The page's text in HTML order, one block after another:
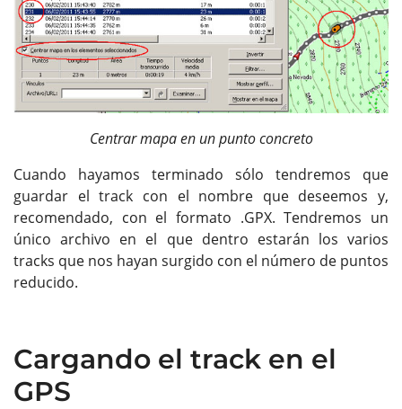
Centrar mapa en un punto concreto
Cuando hayamos terminado sólo tendremos que
guardar el track con el nombre que deseemos y,
recomendado, con el formato .GPX. Tendremos un
único archivo en el que dentro estarán los varios
tracks que nos hayan surgido con el número de puntos
reducido.
Cargando el track en el
GPS